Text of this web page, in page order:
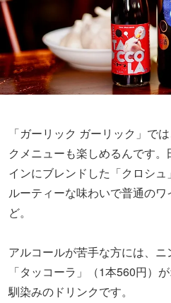
「ガーリック ガーリック」で
クメニューも楽しめるんです
インにブレンドした「クロシ
ルーティーな味わいで普通の
ど。
アルコールが苦手な方には、
「タッコーラ」（1本560円）
馴染みのドリンクです。